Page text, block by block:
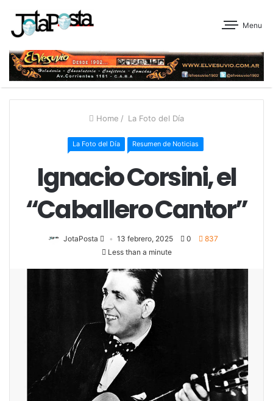
Menu
Home / La Foto del Día
La Foto del Día Resumen de Noticias
Ignacio Corsini, el
“Caballero Cantor”
JotaPosta 13 febrero, 2025 0
837
Less than a minute